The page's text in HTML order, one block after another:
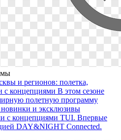
и регионов: полетка,
с концепциями В этом сезоне
полетную программу
и эксклюзивы
с концепциями TUI. Впервые
DAY&NIGHT Connected.